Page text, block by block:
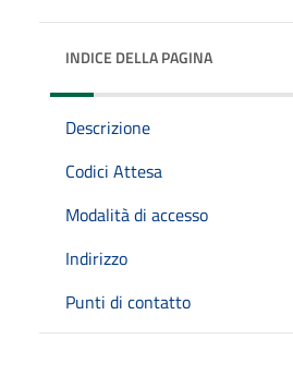
INDICE DELLA PAGINA
Descrizione
Codici Attesa
Modalità di accesso
Indirizzo
Punti di contatto